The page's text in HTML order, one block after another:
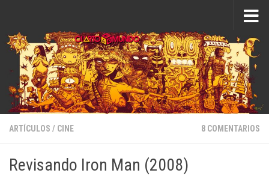
ARTÍCULOS / CINE 8 COMENTARIOS
Revisando Iron Man (2008)